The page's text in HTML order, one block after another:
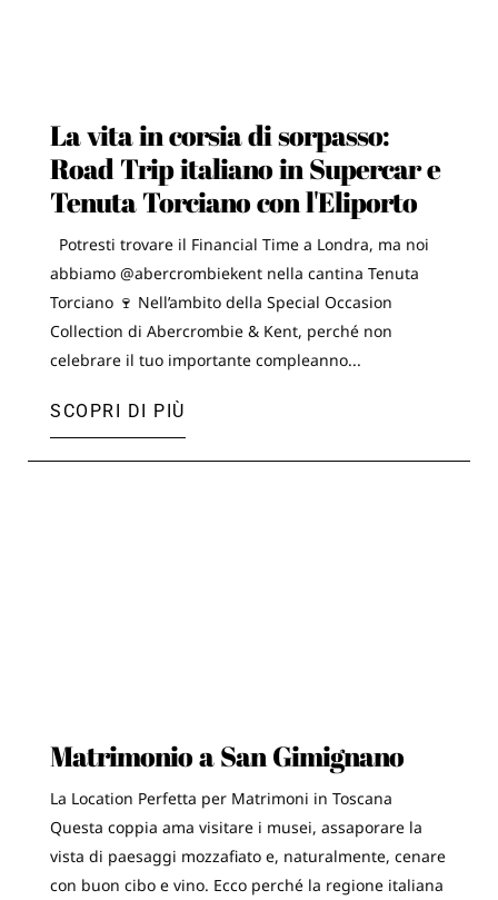
La vita in corsia di sorpasso:
Road Trip italiano in Supercar e
Tenuta Torciano con l'Eliporto
Potresti trovare il Financial Time a Londra, ma noi
abbiamo @abercrombiekent nella cantina Tenuta
Torciano 🍷 Nell’ambito della Special Occasion
Collection di Abercrombie & Kent, perché non
celebrare il tuo importante compleanno...
SCOPRI DI PIÙ
Matrimonio a San Gimignano
La Location Perfetta per Matrimoni in Toscana
Questa coppia ama visitare i musei, assaporare la
vista di paesaggi mozzafiato e, naturalmente, cenare
con buon cibo e vino. Ecco perché la regione italiana